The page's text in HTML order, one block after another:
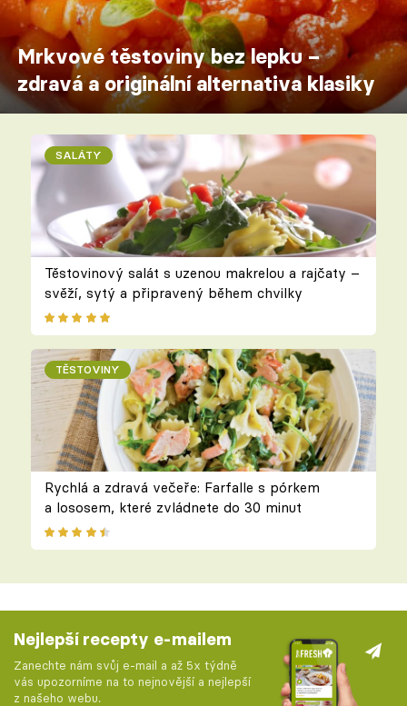
Mrkvové těstoviny bez lepku –
zdravá a originální alternativa klasiky
SALÁTY
Těstovinový salát s uzenou makrelou a rajčaty –
svěží, sytý a připravený během chvilky
TĚSTOVINY
Rychlá a zdravá večeře: Farfalle s pórkem
a lososem, které zvládnete do 30 minut
Nejlepší recepty e-mailem
Zanechte nám svůj e-mail a až 5x týdně
vás upozorníme na to nejnovější a nejlepší
z našeho webu.